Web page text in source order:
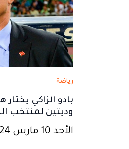
رياضة
بادو الزاكي يختار
وديتين لمنتخب
الأحد 10 مارس 2024